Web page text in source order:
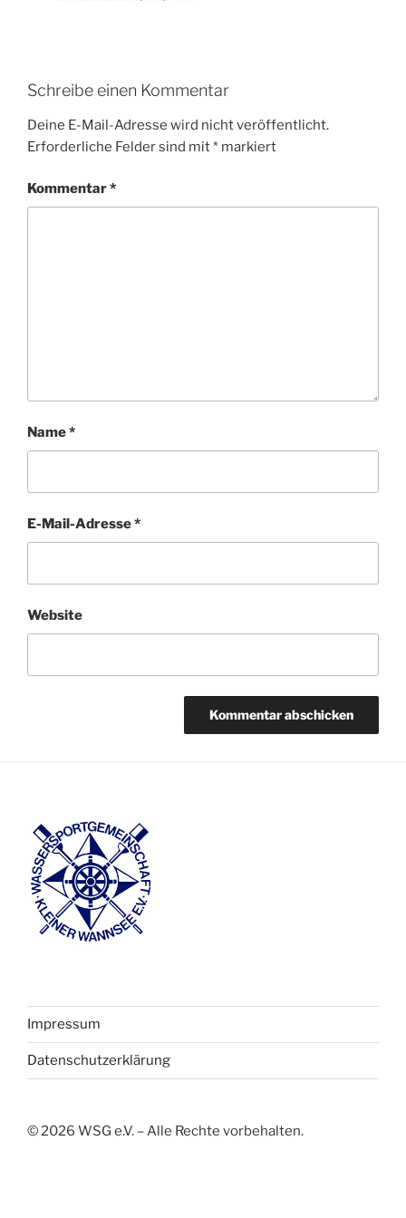
Schreibe einen Kommentar
Deine E-Mail-Adresse wird nicht veröffentlicht.
Erforderliche Felder sind mit* markiert
Kommentar*
Name*
E-Mail-Adresse*
Website
Impressum
Datenschutzerklärung
© 2026 WSG e.V. – Alle Rechte vorbehalten.